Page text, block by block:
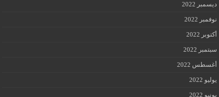
ديسمبر 2022
نوفمبر 2022
أكتوبر 2022
سبتمبر 2022
أغسطس 2022
يوليو 2022
يونيو 2022